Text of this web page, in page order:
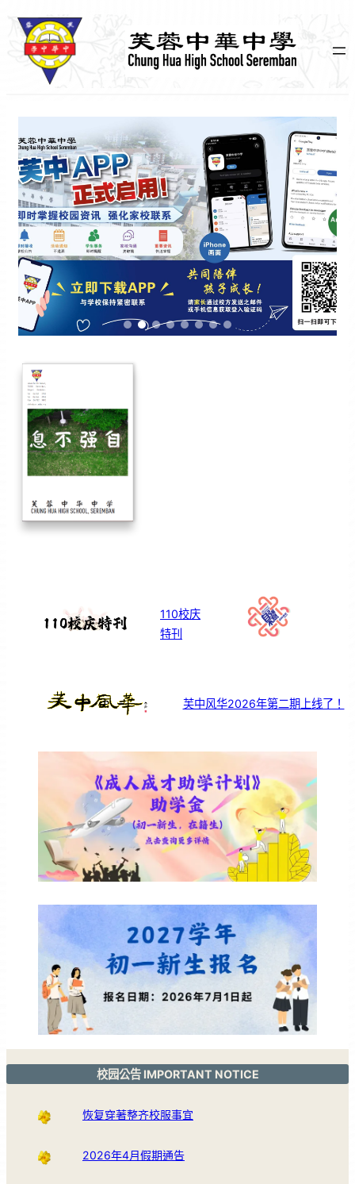
110校庆
特刊
芙中风华2026年第二期上线了！
校园公告 IMPORTANT NOTICE
恢复穿著整齐校服事宜
2026年4月假期通告